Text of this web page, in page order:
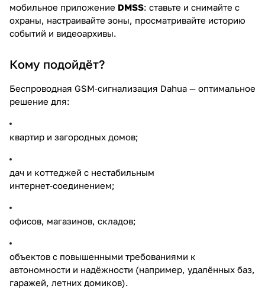
мобильное приложение DMSS: ставьте и снимайте с
охраны, настраивайте зоны, просматривайте историю
событий и видеоархивы.
Кому подойдёт?
Беспроводная GSM‑сигнализация Dahua — оптимальное
решение для:
квартир и загородных домов;
дач и коттеджей с нестабильным
интернет‑соединением;
офисов, магазинов, складов;
объектов с повышенными требованиями к
автономности и надёжности (например, удалённых баз,
гаражей, летних домиков).